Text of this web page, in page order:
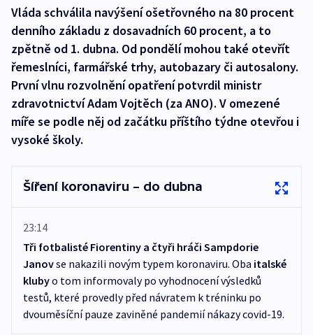
Vláda schválila navýšení ošetřovného na 80 procent
denního základu z dosavadních 60 procent, a to
zpětně od 1. dubna. Od pondělí mohou také otevřít
řemeslníci, farmářské trhy, autobazary či autosalony.
První vlnu rozvolnění opatření potvrdil ministr
zdravotnictví Adam Vojtěch (za ANO). V omezené
míře se podle něj od začátku příštího týdne otevřou i
vysoké školy.
Šíření koronaviru – do dubna
23:14
Tři fotbalisté Fiorentiny a čtyři hráči Sampdorie
Janovse nakazili novým typem koronaviru. Oba italské
klubyo tom informovaly po vyhodnocení výsledků
testů, které provedly před návratem k tréninku po
dvouměsíční pauze zaviněné pandemií nákazy covid-19.